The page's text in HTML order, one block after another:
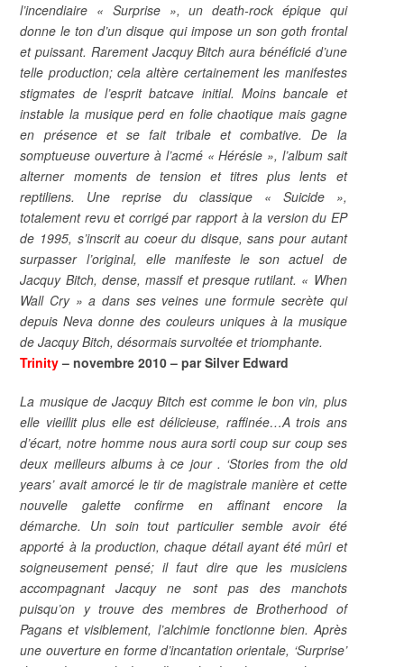
l’incendiaire « Surprise », un death-rock épique qui
donne le ton d’un disque qui impose un son goth frontal
et puissant. Rarement Jacquy Bitch aura bénéficié d’une
telle production; cela altère certainement les manifestes
stigmates de l’esprit batcave initial. Moins bancale et
instable la musique perd en folie chaotique mais gagne
en présence et se fait tribale et combative. De la
somptueuse ouverture à l’acmé « Hérésie », l’album sait
alterner moments de tension et titres plus lents et
reptiliens. Une reprise du classique « Suicide »,
totalement revu et corrigé par rapport à la version du EP
de 1995, s’inscrit au coeur du disque, sans pour autant
surpasser l’original, elle manifeste le son actuel de
Jacquy Bitch, dense, massif et presque rutilant. « When
Wall Cry » a dans ses veines une formule secrète qui
depuis Neva donne des couleurs uniques à la musique
de Jacquy Bitch, désormais survoltée et triomphante.
Trinity– novembre 2010 – par Silver Edward
La musique de Jacquy Bitch est comme le bon vin, plus
elle vieillit plus elle est délicieuse, raffinée…A trois ans
d’écart, notre homme nous aura sorti coup sur coup ses
deux meilleurs albums à ce jour . ‘Stories from the old
years’ avait amorcé le tir de magistrale manière et cette
nouvelle galette confirme en affinant encore la
démarche. Un soin tout particulier semble avoir été
apporté à la production, chaque détail ayant été mûri et
soigneusement pensé; il faut dire que les musiciens
accompagnant Jacquy ne sont pas des manchots
puisqu’on y trouve des membres de Brotherhood of
Pagans et visiblement, l’alchimie fonctionne bien. Après
une ouverture en forme d’incantation orientale, ‘Surprise’